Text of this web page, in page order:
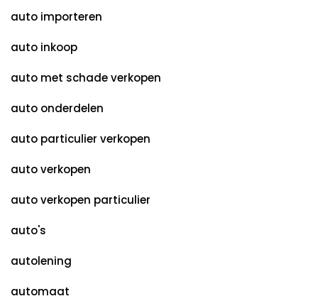
auto importeren
auto inkoop
auto met schade verkopen
auto onderdelen
auto particulier verkopen
auto verkopen
auto verkopen particulier
auto's
autolening
automaat